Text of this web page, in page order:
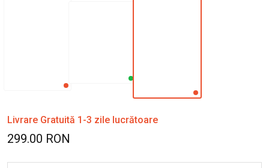
Livrare Gratuită 1-3 zile lucrătoare
299.00 RON